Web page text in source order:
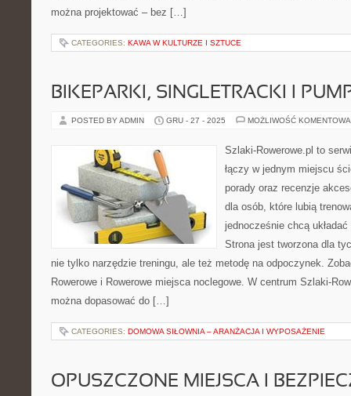
można projektować – bez […]
CATEGORIES: KAWA W KULTURZE I SZTUCE
BIKEPARKI, SINGLETRACKI I
POSTED BY ADMIN GRU - 27 - 2025 MOŻLIWOŚĆ
Szlaki-Rowerowe.pl to
łączy w jednym miejscu
porady oraz recenzje
dla osób, które lubią
jednocześnie chcą
Strona jest tworzona dla
nie tylko narzędzie treningu, ale też metodę na odpoczynek.
Rowerowe i Rowerowe miejsca noclegowe. W centrum Szlaki-
można dopasować do […]
CATEGORIES: DOMOWA SIŁOWNIA – ARANŻACJA I WYPOSAŻENIE
OPUSZCZONE MIEJSCA I